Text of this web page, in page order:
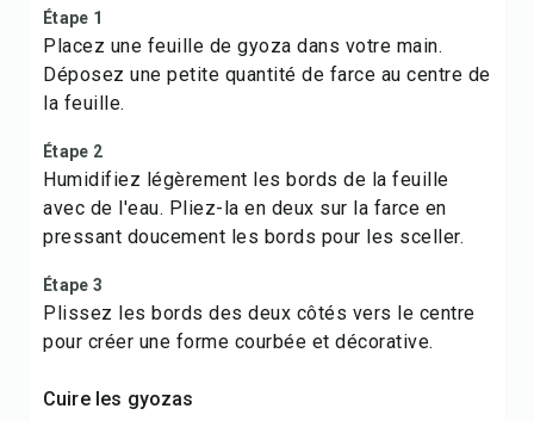
Étape 1
Placez une feuille de gyoza dans votre main.
Déposez une petite quantité de farce au centre de
la feuille.
Étape 2
Humidifiez légèrement les bords de la feuille
avec de l'eau. Pliez-la en deux sur la farce en
pressant doucement les bords pour les sceller.
Étape 3
Plissez les bords des deux côtés vers le centre
pour créer une forme courbée et décorative.
Cuire les gyozas